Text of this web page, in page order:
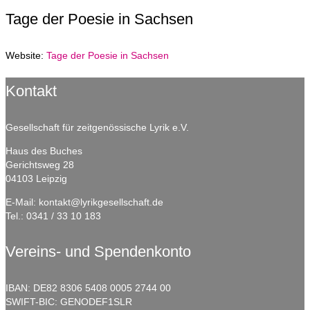
Tage der Poesie in Sachsen
Website: Tage der Poesie in Sachsen
Kontakt
Gesellschaft für zeitgenössische Lyrik e.V.
Haus des Buches
Gerichtsweg 28
04103 Leipzig
E-Mail: kontakt@lyrikgesellschaft.de
Tel.: 0341 / 33 10 183
Vereins- und Spendenkonto
IBAN: DE82 8306 5408 0005 2744 00
SWIFT-BIC: GENODEF1SLR